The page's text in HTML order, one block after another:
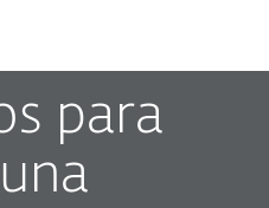
para